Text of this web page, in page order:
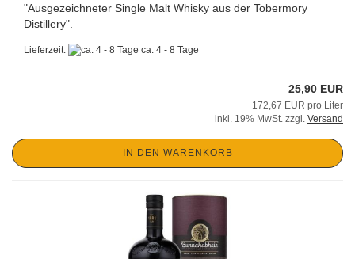
"Ausgezeichneter Single Malt Whisky aus der Tobermory
Distillery".
Lieferzeit: ca. 4 - 8 Tage
25,90 EUR
172,67 EUR pro Liter
inkl. 19% MwSt. zzgl. Versand
IN DEN WARENKORB